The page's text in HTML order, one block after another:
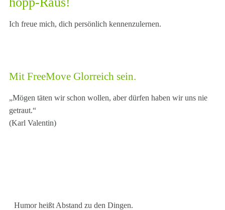
Ich freue mich, dich persönlich kennenzulernen.
Mit FreeMove Glorreich sein.
„Mögen täten wir schon wollen, aber dürfen haben wir uns nie
getraut.“
(Karl Valentin)
Humor heißt Abstand zu den Dingen.